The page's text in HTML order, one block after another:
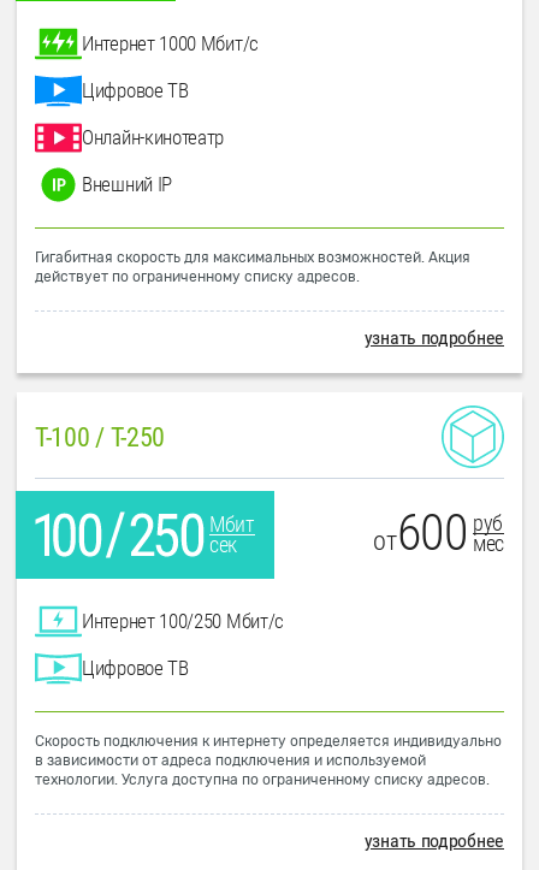
Интернет 1000 Мбит/с
Цифровое ТВ
Онлайн-кинотеатр
Внешний IP
Гигабитная скорость для максимальных возможностей. Акция
действует по ограниченному списку адресов.
узнать подробнее
T-100 / T-250
Мбит
сек
от600 руб
мес
Интернет 100/250 Мбит/с
Цифровое ТВ
Скорость подключения к интернету определяется индивидуально
в зависимости от адреса подключения и используемой
технологии. Услуга доступна по ограниченному списку адресов.
узнать подробнее